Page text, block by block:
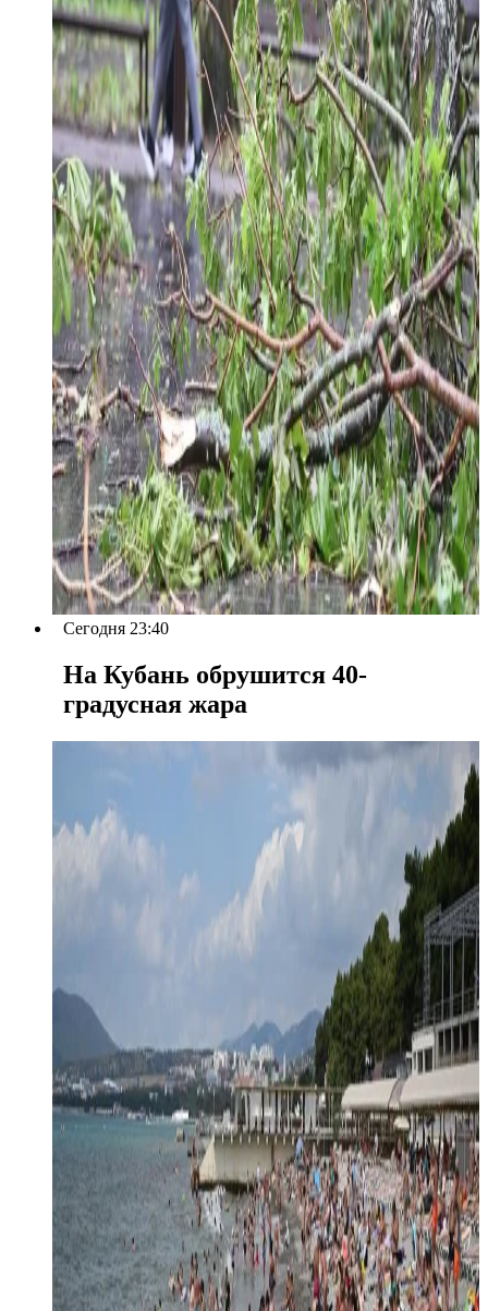
Сегодня 23:40
На Кубань обрушится 40-
градусная жара